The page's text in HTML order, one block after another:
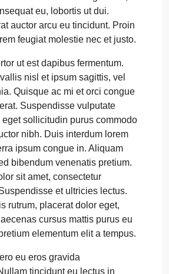
eu, lobortis ut dui.
auctor arcu eu tincidunt. Proin
feugiat molestie nec et justo.
ut est dapibus fermentum.
nisl et ipsum sagittis, vel
Quisque ac mi et orci congue
Suspendisse vulputate
sollicitudin purus commodo
nibh. Duis interdum lorem
ipsum congue in. Aliquam
bibendum venenatis pretium.
sit amet, consectetur
et ultricies lectus.
rutrum, placerat dolor eget,
cursus mattis purus eu
elementum elit a tempus.
eu eros gravida
tincidunt eu lectus in